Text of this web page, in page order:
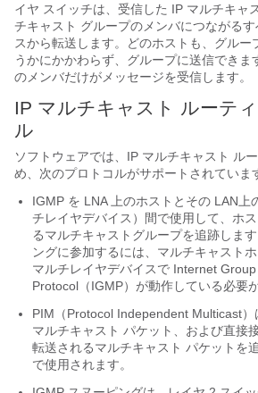
イヤ スイッチは、受信した IP マルチキャ
チキャスト グループのメンバにつながる
スから転送します。どのホストも、グルー
うかにかかわらず、グループに送信できま
のメンバだけがメッセージを受信します。
IP マルチキャスト ルーテ
ル
ソフトウェアでは、IP マルチキャスト ル
め、次のプロトコルがサポートされていま
IGMP を LNA 上のホストとその LAN上
チレイヤデバイス）間で使用して、ホ
るマルチキャストグループを追跡しま
ングに参加するには、マルチキャスト
マルチレイヤデバイスで Internet
Protocol（IGMP）が動作している必要
PIM（Protocol Independent Multicast）
マルチキャスト パケット、および直接
転送されるマルチキャスト パケットを
で使用されます。